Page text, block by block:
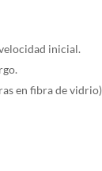
inicial.
en fibra de